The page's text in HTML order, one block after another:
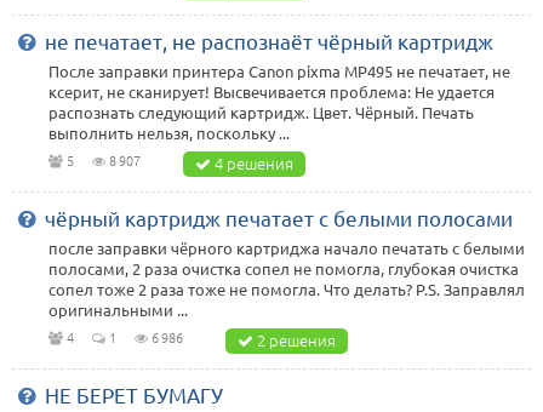
не печатает, не распознаёт чёрный картридж
После заправки принтера Canon pixma MP495 не печатает, не
ксерит, не сканирует! Высвечивается проблема: Не удается
распознать следующий картридж. Цвет. Чёрный. Печать
выполнить нельзя, поскольку ...
5 8 907 4 решения
чёрный картридж печатает с белыми полосами
после заправки чёрного картриджа начало печатать с белыми
полосами, 2 раза очистка сопел не помогла, глубокая очистка
сопел тоже 2 раза тоже не помогла. Что делать? P.S. Заправлял
оригинальными ...
4 1 6 986 2 решения
НЕ БЕРЕТ БУМАГУ